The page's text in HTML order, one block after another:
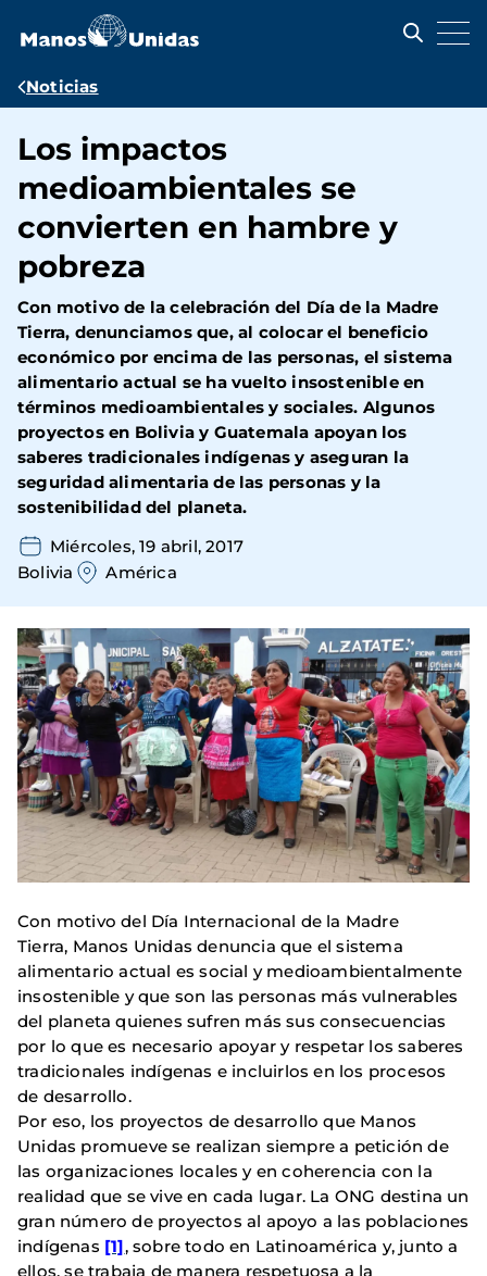
contenido
Ruta
navegación
Noticias
Los impactos
medioambientales se
convierten en hambre y
pobreza
Con motivo de la celebración del Día de la Madre
Tierra, denunciamos que, al colocar el beneficio
económico por encima de las personas, el sistema
alimentario actual se ha vuelto insostenible en
términos medioambientales y sociales. Algunos
proyectos en Bolivia y Guatemala apoyan los
saberes tradicionales indígenas y aseguran la
seguridad alimentaria de las personas y la
sostenibilidad del planeta.
Miércoles, 19 abril, 2017
Bolivia
América
Con motivo del Día Internacional de la Madre
Tierra, Manos Unidas denuncia que el sistema
alimentario actual es social y medioambientalmente
insostenible y que son las personas más vulnerables
del planeta quienes sufren más sus consecuencias
por lo que es necesario apoyar y respetar los saberes
tradicionales indígenas e incluirlos en los procesos
de desarrollo.
Por eso, los proyectos de desarrollo que Manos
Unidas promueve se realizan siempre a petición de
las organizaciones locales y en coherencia con la
realidad que se vive en cada lugar. La ONG destina un
gran número de proyectos al apoyo a las poblaciones
indígenas [1], sobre todo en Latinoamérica y, junto a
ellos, se trabaja de manera respetuosa a la